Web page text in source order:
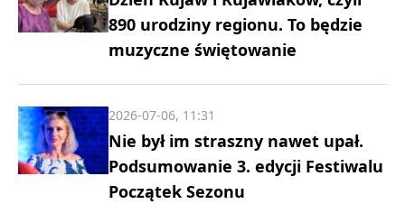
890 urodziny regionu. To będzie
muzyczne świętowanie
Nie był im straszny nawet upał.
Podsumowanie 3. edycji Festiwalu
Początek Sezonu
2026-07-06, 11:31